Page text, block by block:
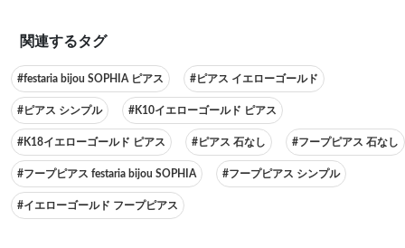
関連するタグ
#festaria bijou SOPHIA ピアス #ピアス イエローゴールド
#ピアス シンプル #K10イエローゴールド ピアス
#K18イエローゴールド ピアス #ピアス 石なし #フープピアス 石なし
#フープピアス festaria bijou SOPHIA #フープピアス シンプル
#イエローゴールド フープピアス